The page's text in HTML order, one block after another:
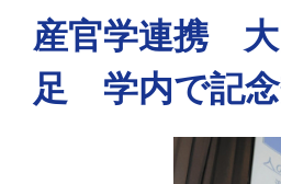
産官学連携 大
足 学内で記